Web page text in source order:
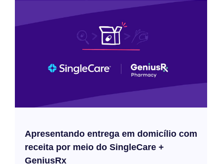
Apresentando entrega em domicílio com
receita por meio do SingleCare +
GeniusRx